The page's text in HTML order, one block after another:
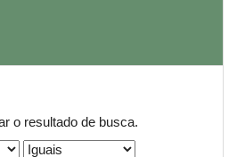
o resultado de busca.